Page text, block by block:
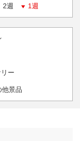
2週 1週
ー
他景品